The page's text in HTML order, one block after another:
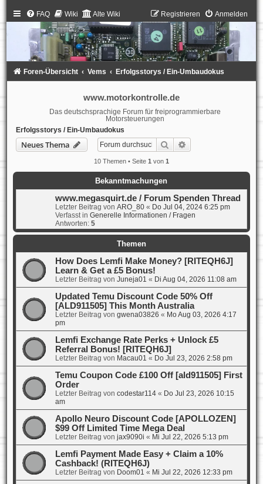
FAQ Wiki Alte Wiki Anmelden
Registrieren
Foren-Übersicht Vems Erfolgsstorys / Ein-Umbaudokus
www.motorkontrolle.de
Das deutschsprachige Forum für freiprogrammierbare
Motorsteuerungen
Erfolgsstorys / Ein-Umbaudokus
Neues Thema Suche
10 Themen • Seite 1 von 1
Bekanntmachungen
www.megasquirt.de / Forum Spenden Thread
Letzter Beitrag von ARO_80« Do Jul 04, 2024 6:25 pm
Verfasst in Generelle Informationen / Fragen
Antworten: 5
Themen
How Does Lemfi Make Money? [RITEQH6J]
Learn & Get a £5 Bonus!
Letzter Beitrag von Juneja01 « Di Aug 04, 2026 11:08 am
Updated Temu Discount Code 50% Off
[ALD911505] This Month Australia
Letzter Beitrag von gwena03826 « Mo Aug 03, 2026 4:17
pm
Lemfi Exchange Rate Perks + Unlock £5
Referral Bonus! [RITEQH6J]
Letzter Beitrag von Macau01 « Do Jul 23, 2026 2:58 pm
Temu Coupon Code £100 Off [ald911505] First
Order
Letzter Beitrag von codestar114« Do Jul 23, 2026 10:15
am
Apollo Neuro Discount Code [APOLLOZEN]
$99 Off Limited Time Mega Deal
Letzter Beitrag von jax9090i « Mi Jul 22, 2026 5:13 pm
Lemfi Payment Made Easy + Claim a 10%
Cashback! (RITEQH6J)
Letzter Beitrag von Doom01 « Mi Jul 22, 2026 12:33 pm